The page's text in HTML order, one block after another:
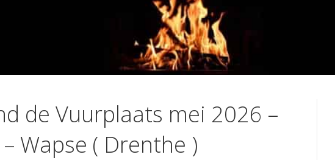
de Vuurplaats mei 2026 –
Wapse ( Drenthe )